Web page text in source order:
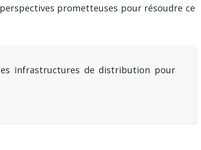
prometteuses pour résoudre ce
infrastructures de distribution pour